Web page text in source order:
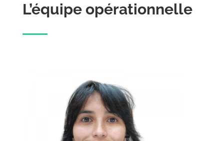
L’équipe opérationnelle